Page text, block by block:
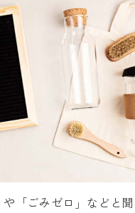
や「ごみゼロ」などと